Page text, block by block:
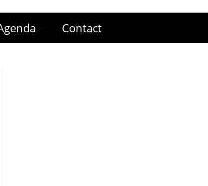
Contact